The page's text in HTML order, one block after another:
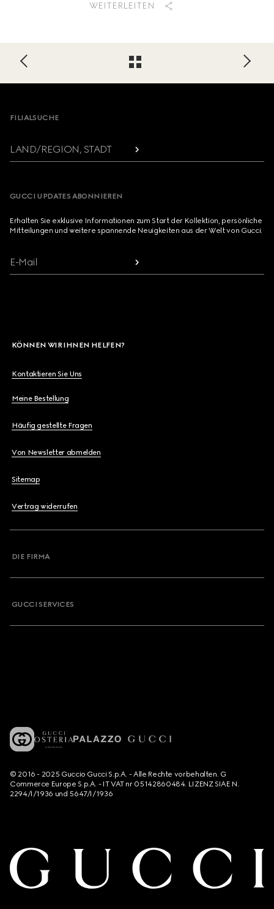
WEITERLEITEN
FILIALSUCHE
LAND/REGION, STADT
GUCCI UPDATES ABONNIEREN
Erhalten Sie exklusive Informationen zum Start der Kollektion, persönliche
Mitteilungen und weitere spannende Neuigkeiten aus der Welt von Gucci.
E-Mail
KÖNNEN WIR IHNEN HELFEN?
Kontaktieren Sie Uns
Meine Bestellung
Häufig gestellte Fragen
Von Newsletter abmelden
Sitemap
Vertrag widerrufen
DIE FIRMA
GUCCI SERVICES
© 2016 - 2025 Guccio Gucci S.p.A. - Alle Rechte vorbehalten. G
Commerce Europe S.p.A. - IT VAT nr 05142860484. LIZENZ SIAE N.
2294/I/1936 und 5647/I/1936